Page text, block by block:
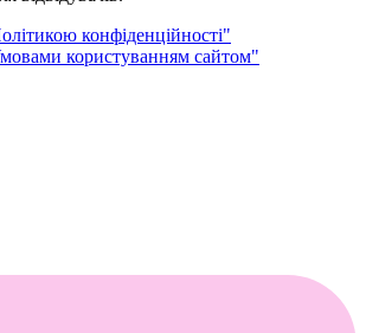
конфіденційності"
користуванням сайтом"